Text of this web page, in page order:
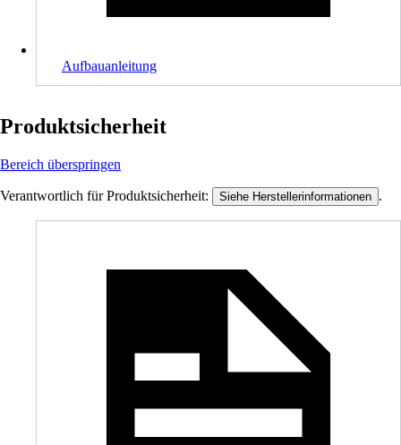
Aufbauanleitung
Produktsicherheit
Bereich überspringen
Verantwortlich für Produktsicherheit: Siehe Herstellerinformationen .